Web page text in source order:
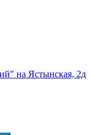
на Ястынская, 2д